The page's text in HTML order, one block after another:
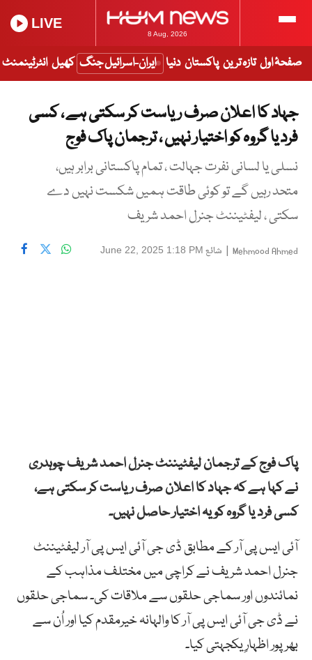
8 Aug, 2026
LIVE
صفحۂ اول تازہ ترین پاکستان دنیا ایران-اسرائیل جنگ کھیل انٹرٹینمنٹ
جہاد کا اعلان صرف ریاست کر سکتی ہے ، کسی
فرد یا گروہ کو اختیار نہیں ، ترجمان پاک فوج
نسلی یا لسانی نفرت جہالت ، تمام پاکستانی برابر ہیں،
متحد رہیں گے تو کوئی طاقت ہمیں شکست نہیں دے
سکتی ، لیفٹیننٹ جنرل احمد شریف
Mehmood Ahmed
| شائع June 22, 2025 1:18 PM
پاک فوج کے ترجمان لیفٹیننٹ جنرل احمد شریف چوہدری
نے کہا ہے کہ جہاد کا اعلان صرف ریاست کر سکتی ہے،
کسی فرد یا گروہ کو یہ اختیار حاصل نہیں۔
آئی ایس پی آر کے مطابق ڈی جی آئی ایس پی آر لیفٹیننٹ
جنرل احمد شریف نے کراچی میں مختلف مذاہب کے
نمائندوں اور سماجی حلقوں سے ملاقات کی۔ سماجی حلقوں
نے ڈی جی آئی ایس پی آر کا والہانہ خیرمقدم کیا اور اُن سے
بھرپور اظہارِ یکجہتی کیا۔